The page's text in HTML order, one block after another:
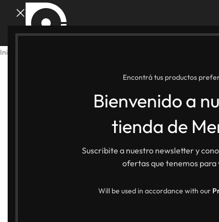
Encontrá tus productos
Bienvenido a
tienda de
Suscribite a nuestro newsletter y
ofertas que tenemos para
Will be used in accordance with our
Inicio